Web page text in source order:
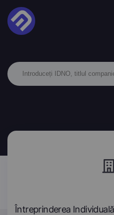
Întreprinderea